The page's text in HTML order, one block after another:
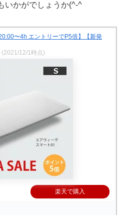
いかがでしょうか(^-^ゞ
〜4h エントリーでP5倍】【新発
(2021/12/1時点)
楽天で購入